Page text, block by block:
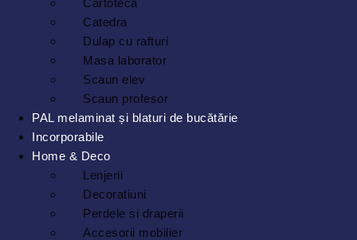
Cartoteca
Catedra
Dulap cu rafturi
Masa laborator
Scaun elev
Scaun profesor
PAL melaminat și blaturi de bucătărie
Incorporabile
Home & Deco
Lenjerii
Decoratiuni
Perdele si draperii
Accesorii mobilier